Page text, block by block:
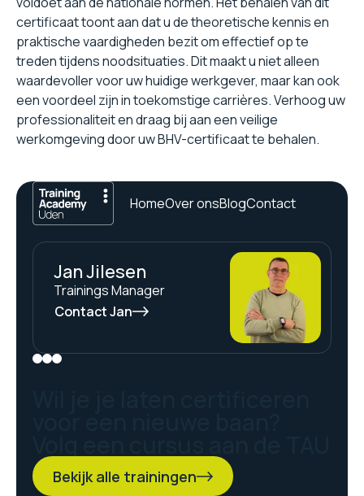
certificaat toont aan dat u de theoretische kennis en
praktische vaardigheden bezit om effectief op te
treden tijdens noodsituaties. Dit maakt u niet alleen
waardevoller voor uw huidige werkgever, maar kan ook
een voordeel zijn in toekomstige carrières. Verhoog uw
professionaliteit en draag bij aan een veilige
werkomgeving door uw BHV-certificaat te behalen.
HomeOver onsBlogContact
Jan Jilesen
Trainings Manager
Contact Jan
Bekijk alle trainingen